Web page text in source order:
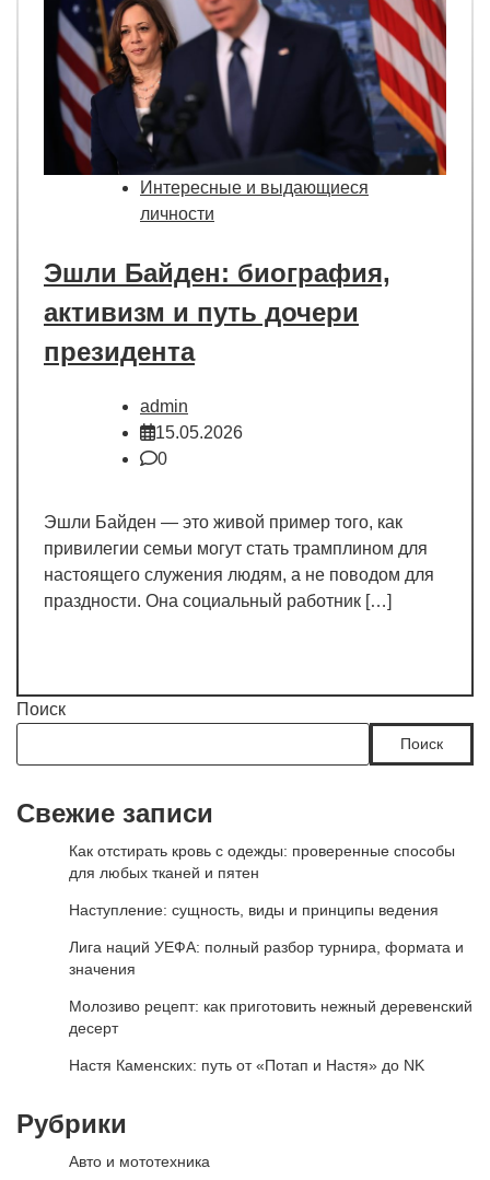
Интересные и выдающиеся
личности
Эшли Байден: биография,
активизм и путь дочери
президента
admin
15.05.2026
0
Эшли Байден — это живой пример того, как
привилегии семьи могут стать трамплином для
настоящего служения людям, а не поводом для
праздности. Она социальный работник […]
Поиск
Поиск
Свежие записи
Как отстирать кровь с одежды: проверенные способы
для любых тканей и пятен
Наступление: сущность, виды и принципы ведения
Лига наций УЕФА: полный разбор турнира, формата и
значения
Молозиво рецепт: как приготовить нежный деревенский
десерт
Настя Каменских: путь от «Потап и Настя» до NK
Рубрики
Авто и мототехника